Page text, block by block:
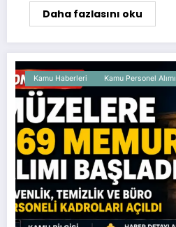
Daha fazlasını oku
Kamu Haberleri Kamu Personel Alımı